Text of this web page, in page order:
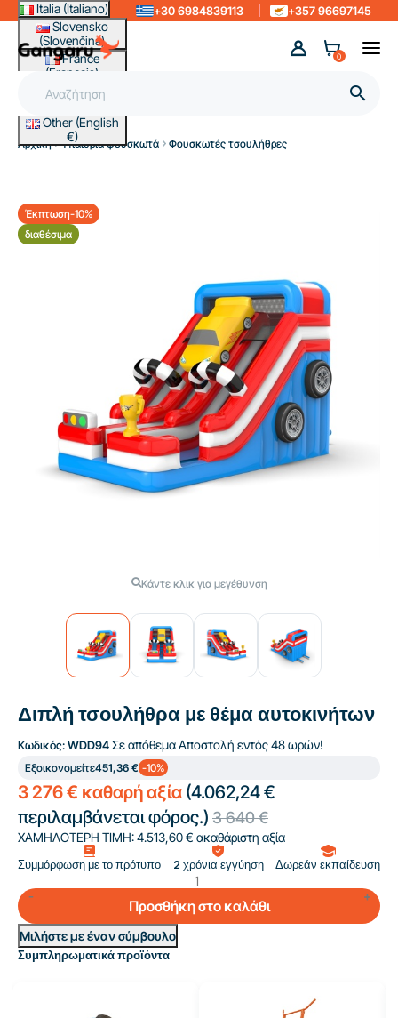
Italia (Italiano)
Slovensko
(Slovenčina)
France
(Français)
Magyarország
(Magyar)
Other (English
€)
+30 6984839113 +357 96697145

0
Αρχική Υπαίθρια φουσκωτά Φουσκωτές τσουλήθρες
Έκπτωση-10%
διαθέσιμα
Κάντε κλικ για μεγέθυνση
Διπλή τσουλήθρα με θέμα αυτοκινήτων
Κωδικός:WDD94Σε απόθεμαΑποστολή εντός 48 ωρών!
Εξοικονομείτε451,36 € -10%
3 276 € καθαρή αξία (4.062,24 €
περιλαμβάνεται φόρος.) 3 640 €
ΧΑΜΗΛΟΤΕΡΗ ΤΙΜΗ:4.513,60 € ακαθάριστη αξία
Συμμόρφωση με το πρότυπο 2 χρόνια εγγύηση Δωρεάν εκπαίδευση
Προσθήκη στο καλάθι
Μιλήστε με έναν σύμβουλο
Συμπληρωματικά προϊόντα